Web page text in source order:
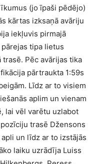
(jo īpaši pēdējo)
kārtas izksaņā avāriju
iekļuvis pirmajā
tipa lietus
Pēc avārijas tika
pārtraukta 1:59s
Līdz ar to visiem
aplim un vienam
lai vēl varētu uzlabot
trasē Džensons
un līdz ar to izstājās
laiku uzrādīja Luiss